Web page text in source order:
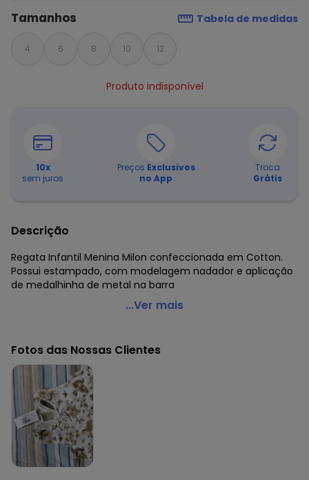
Tamanhos Tabela de medidas
4 6 8 10 12
Produto indisponível
10x
sem juros
Preços Exclusivos
no App
Troca
Grátis
Descrição
Regata Infantil Menina Milon confeccionada em Cotton.
Possui estampado, com modelagem nadador e aplicação
de medalhinha de metal na barra
Milon - Regata Infantil MeninaPreto
Comprimento da manga: Curta
Modelo da manga: Regata
Decote frente: Redondo
Decote costas: Redondo
Tecido: Cotton
Composição: 96% algodão 4% elastano
Histórico de preços
O preço apresentado abaixo é o menor oferecido em
...Ver mais
Fotos das Nossas Clientes